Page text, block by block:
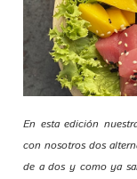
En esta edición
con nosotros dos
de a dos y como ya